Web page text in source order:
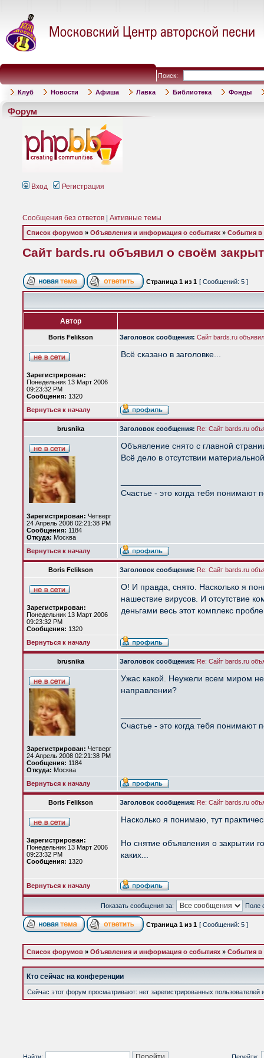
Поиск:
Клуб Новости Афиша Лавка Библиотека Фонды
Форум
Вход Регистрация
Сообщения без ответов Активные темы
Список форумов » Объявления и информация о событиях » События в
Сайт bards.ru объявил о своём
Страница 1 из 1 [ Сообщений: 5 ]
Автор
Boris Felikson Заголовок сообщения: Сайт bards.ru
Зарегистрирован:
Понедельник 13 Март 2006
09:23:32 PM
Сообщения: 1320
Всё сказано в заголовке...
Вернуться к началу
brusnika Заголовок сообщения: Re: Сайт bards.ru
Зарегистрирован: Четверг
24 Апрель 2008 02:21:38 PM
Сообщения: 1184
Откуда: Москва
Объявление снято с главной
Всё дело в отсутствии
Счастье - это когда тебя понимают
Вернуться к началу
Boris Felikson Заголовок сообщения: Re: Сайт bards.ru
Зарегистрирован:
Понедельник 13 Март 2006
09:23:32 PM
Сообщения: 1320
О! И правда, снято. Насколько я
нашествие вирусов. И отсутствие
деньгами весь этот комплекс
Вернуться к началу
brusnika Заголовок сообщения: Re: Сайт bards.ru
Зарегистрирован: Четверг
24 Апрель 2008 02:21:38 PM
Сообщения: 1184
Откуда: Москва
Ужас какой. Неужели всем миром
направлении?
Счастье - это когда тебя понимают
Вернуться к началу
Boris Felikson Заголовок сообщения: Re: Сайт bards.ru
Зарегистрирован:
Понедельник 13 Март 2006
09:23:32 PM
Сообщения: 1320
Насколько я понимаю, тут
Но снятие объявления о закрытии
каких...
Вернуться к началу
Показать сообщения за: Поле
Страница 1 из 1 [ Сообщений: 5 ]
Список форумов » Объявления и информация о событиях » События в
Кто сейчас на конференции
Сейчас этот форум просматривают: нет зарегистрированных пользователей